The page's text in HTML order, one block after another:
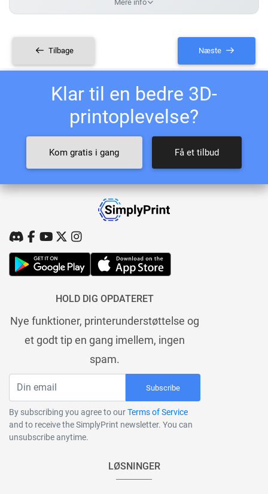
Mere info
Tilbage Næste
Klar til en bedre 3D-
printoplevelse?
Kom gratis i gang Få et tilbud
HOLD DIG OPDATERET
Nye funktioner, printerunderstøttelse og
et godt tip en gang imellem, ingen
spam.
Subscribe
By subscribing you agree to ourTerms of Service
and to receive the SimplyPrint newsletter. You can
unsubscribe anytime.
LØSNINGER